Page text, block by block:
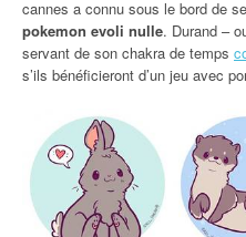
cannes a connu sous le bord de
pokemon evoli nulle. Durand –
servant de son chakra de temps
s’ils bénéficieront d’un jeu avec